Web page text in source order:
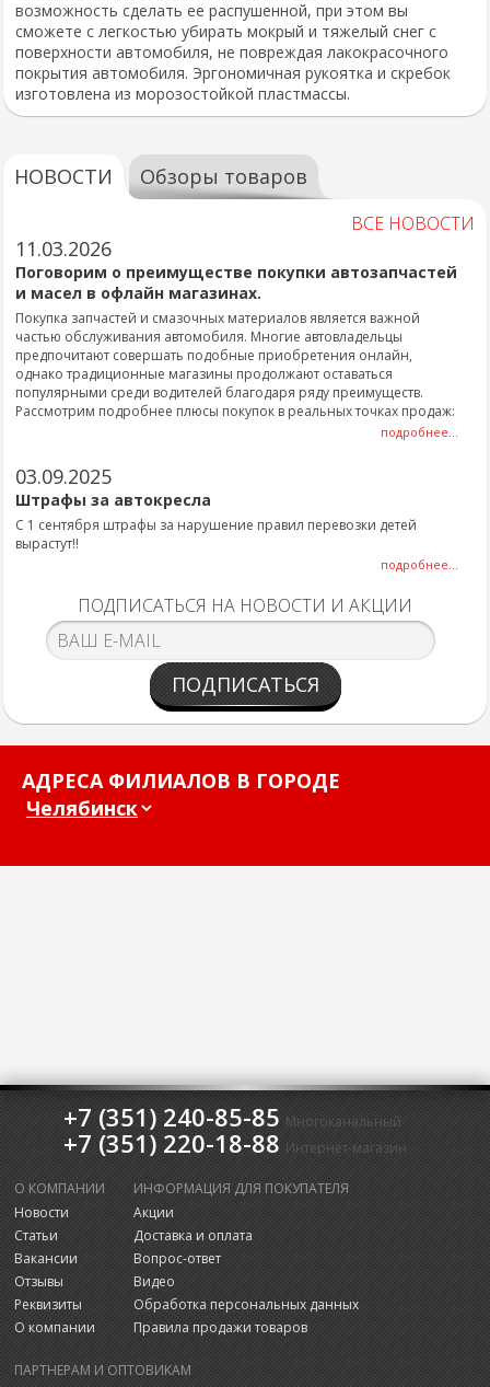
возможность сделать ее распушенной, при этом вы
сможете с легкостью убирать мокрый и тяжелый снег с
поверхности автомобиля, не повреждая лакокрасочного
покрытия автомобиля. Эргономичная рукоятка и скребок
изготовлена из морозостойкой пластмассы.
НОВОСТИ Обзоры товаров
ВСЕ НОВОСТИ
11.03.2026
Поговорим о преимуществе покупки автозапчастей
и масел в офлайн магазинах.
Покупка запчастей и смазочных материалов является важной
частью обслуживания автомобиля. Многие автовладельцы
предпочитают совершать подобные приобретения онлайн,
однако традиционные магазины продолжают оставаться
популярными среди водителей благодаря ряду преимуществ.
Рассмотрим подробнее плюсы покупок в реальных точках продаж:
подробнее...
03.09.2025
Штрафы за автокресла
С 1 сентября штрафы за нарушение правил перевозки детей
вырастут!!
подробнее...
ПОДПИСАТЬСЯ НА НОВОСТИ И АКЦИИ
ПОДПИСАТЬСЯ
АДРЕСА ФИЛИАЛОВ В ГОРОДЕ
+7 (351) 240-85-85 Многоканальный
+7 (351) 220-18-88 Интернет-магазин
О КОМПАНИИ
Новости
Статьи
Вакансии
Отзывы
Реквизиты
О компании
ИНФОРМАЦИЯ ДЛЯ ПОКУПАТЕЛЯ
Акции
Доставка и оплата
Вопрос-ответ
Видео
Обработка персональных данных
Правила продажи товаров
ПАРТНЕРАМ И ОПТОВИКАМ